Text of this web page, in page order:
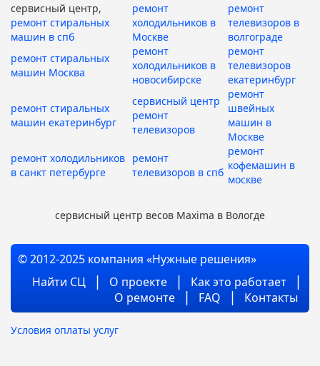
сервисный центр,
ремонт стиральных
машин в спб
ремонт
холодильников в
Москве
ремонт
телевизоров в
волгограде
ремонт стиральных
машин Москва
ремонт
холодильников в
новосибирске
ремонт
телевизоров
екатеринбург
ремонт стиральных
машин екатеринбург
сервисный центр
ремонт
телевизоров
ремонт
швейных
машин в
Москве
ремонт холодильников
в санкт петербурге
ремонт
телевизоров в спб
ремонт
кофемашин в
москве
сервисный центр весов Maxima в Вологде
© 2012-2025 компания «Нужные решения»
Найти СЦ
О проекте
Как это работает
О ремонте
FAQ Контакты
Условия оплаты услуг